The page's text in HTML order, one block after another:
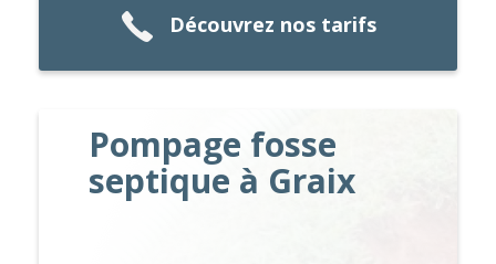
Découvrez nos tarifs
Pompage fosse
septique à Graix